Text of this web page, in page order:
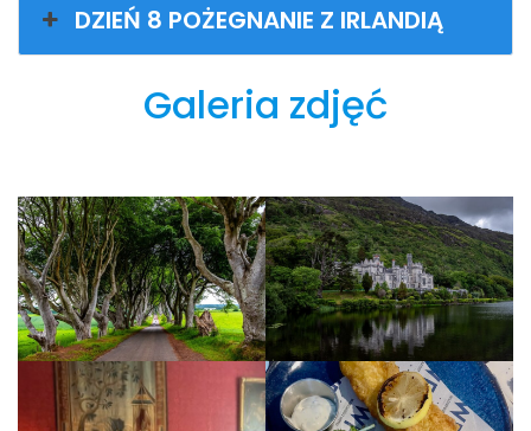
DZIEŃ 8 POŻEGNANIE Z IRLANDIĄ
Galeria zdjęć